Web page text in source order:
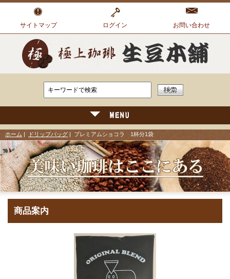
サイトマップ ログイン お問い合わせ
ホーム ドリップバッグ | プレミアムショコラ 1杯分1袋
商品案内